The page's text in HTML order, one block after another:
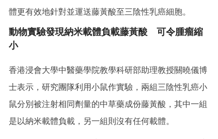
體更有效地針對並運送藤黃酸至三陰性乳癌細胞。
動物實驗發現納米載體負載藤黃酸 可令腫瘤縮
小
香港浸會大學中醫藥學院教學科研部助理教授關曉儀博
士表示，研究團隊利用小鼠作實驗，兩組三陰性乳癌小
鼠分別被注射相同劑量的中草藥成份藤黃酸，其中一組
是以納米載體負載，另一組則沒有任何載體。